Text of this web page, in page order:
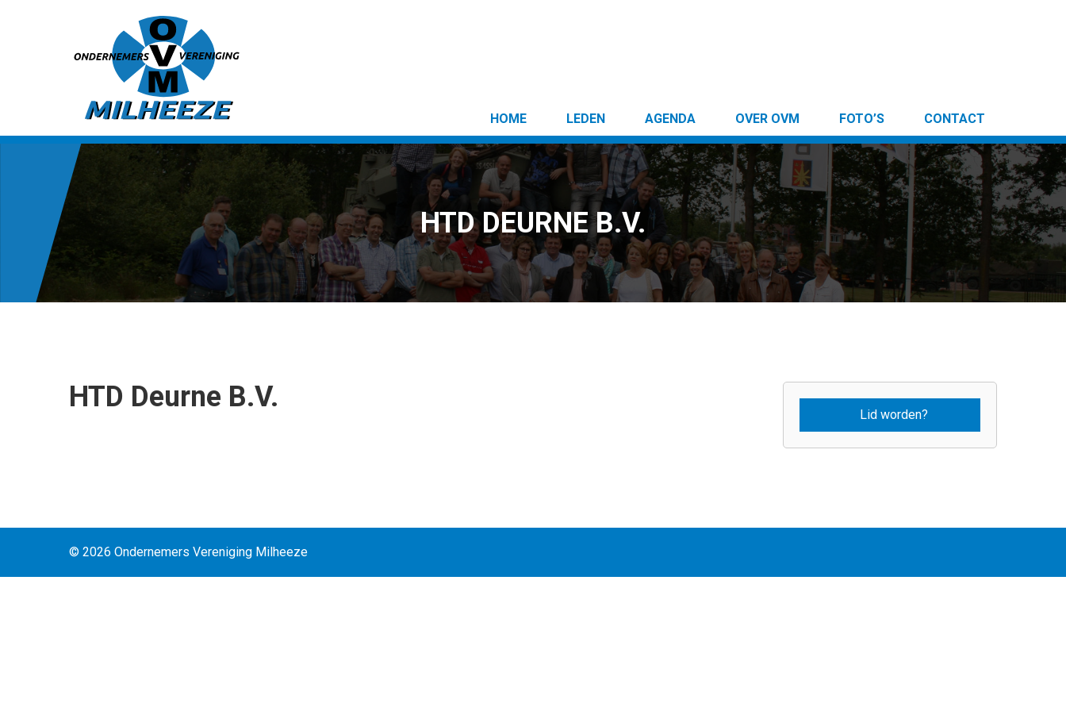
HOME LEDEN AGENDA OVER OVM FOTO’S CONTACT
HTD DEURNE B.V.
HTD Deurne B.V.
Lid worden?
© 2026 Ondernemers Vereniging Milheeze